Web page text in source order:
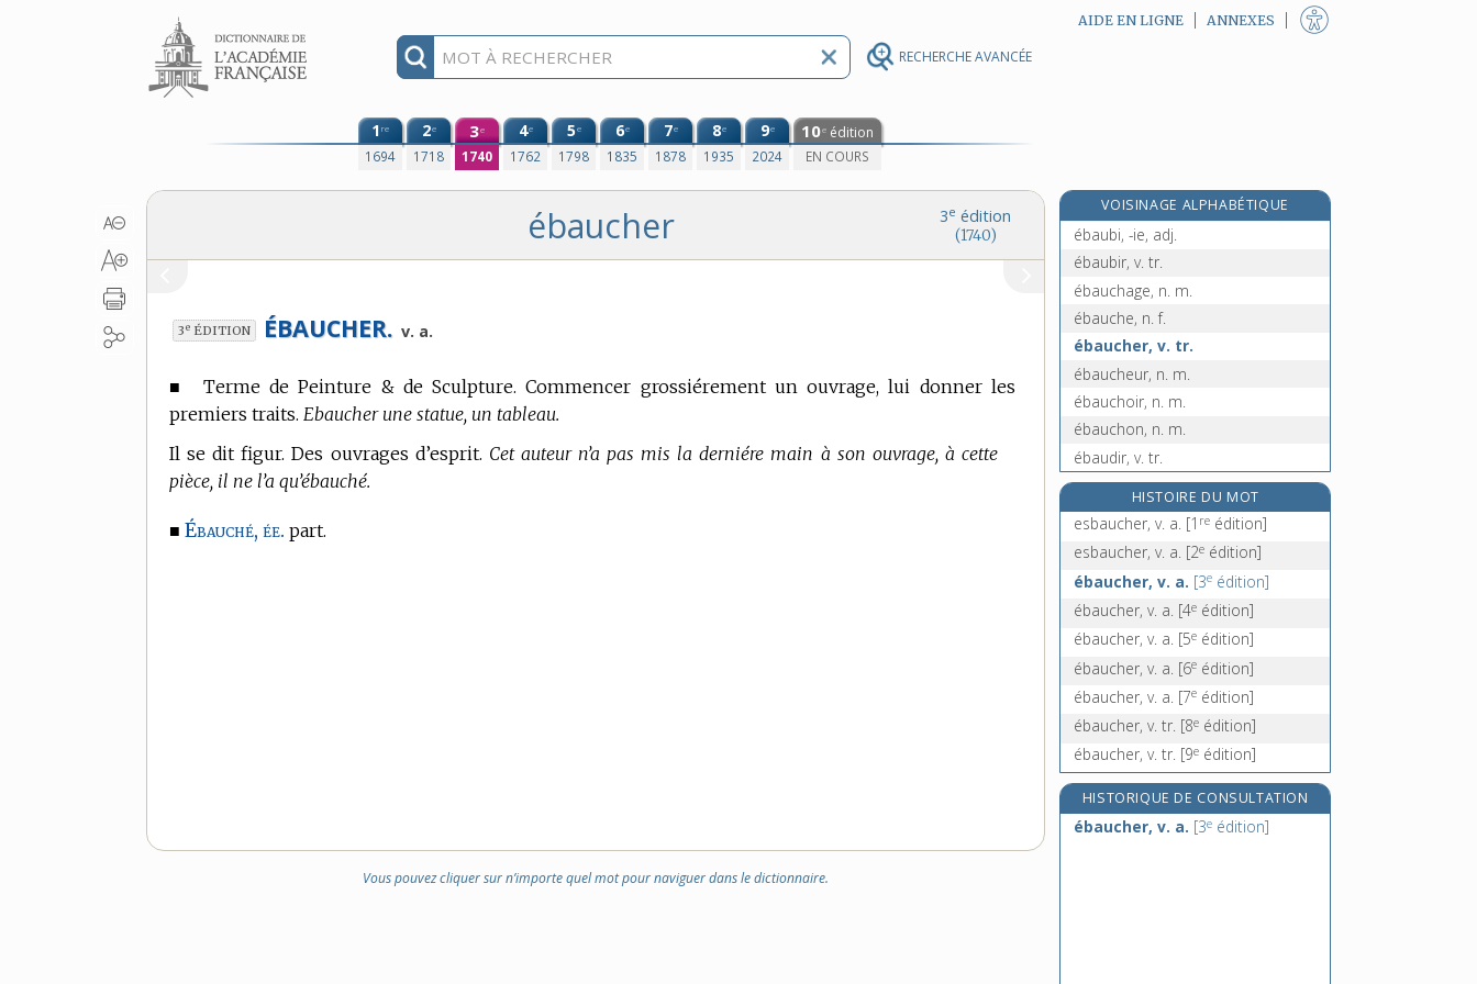
RECHERCHE AVANCÉE
Aller au contenu AIDE EN LIGNE ANNEXES
1re
1694
2e
1718
3e
1740
4e
1762
5e
1798
6e
1835
7e
1878
8e
1935
9e
2024
10e édition
EN COURS
3e édition
(1740)
ébaucher
3e ÉDITION ÉBAUCHER. v. a.
■ Terme de Peinture & de Sculpture. Commencer grossiérement un ouvrage, lui donner les
premiers traits. Ebaucher une statue, un tableau.
Il se dit figur. Des ouvrages d’esprit. Cet auteur n’a pas mis la derniére main à son ouvrage, à cette
pièce, il ne l’a qu’ébauché.
■ Ébauché, ée. part.
Vous pouvez cliquer sur n’importe quel mot pour naviguer dans le dictionnaire.
VOISINAGE ALPHABÉTIQUE
ébattre (s'), v. pron.
ébaubi, -ie, adj.
ébaubir, v. tr.
ébauchage, n. m.
ébauche, n. f.
ébaucher, v. tr.
ébaucheur, n. m.
ébauchoir, n. m.
ébauchon, n. m.
ébaudir, v. tr.
ébaudissement, n. m.[8eédition]
ebe, n. f.[4eédition]
ébénacées, n. f. pl.
ébène, n. f.
HISTOIRE DU MOT
esbaucher, v. a. [1 re édition]
esbaucher, v. a. [2e édition]
ébaucher, v. a. [3e édition]
ébaucher, v. a. [4e édition]
ébaucher, v. a. [5e édition]
ébaucher, v. a. [6e édition]
ébaucher, v. a. [7e édition]
ébaucher, v. tr. [8e édition]
ébaucher, v. tr. [9e édition]
HISTORIQUE DE CONSULTATION
ébaucher, v. a. [3e édition]